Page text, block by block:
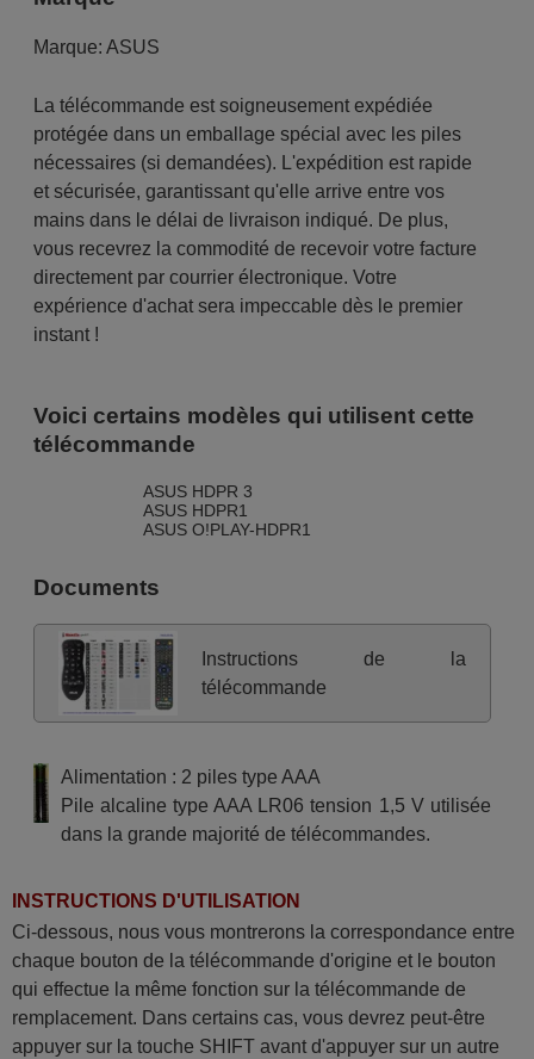
Marque: ASUS
La télécommande est soigneusement expédiée
protégée dans un emballage spécial avec les piles
nécessaires (si demandées). L'expédition est rapide
et sécurisée, garantissant qu'elle arrive entre vos
mains dans le délai de livraison indiqué. De plus,
vous recevrez la commodité de recevoir votre facture
directement par courrier électronique. Votre
expérience d'achat sera impeccable dès le premier
instant !
Voici certains modèles qui utilisent cette
télécommande
ASUS HDPR 3
ASUS HDPR1
ASUS O!PLAY-HDPR1
Documents
Instructions de la
télécommande
Alimentation : 2 piles type AAA
Pile alcaline type AAA LR06 tension 1,5 V utilisée
dans la grande majorité de télécommandes.
INSTRUCTIONS D'UTILISATION
Ci-dessous, nous vous montrerons la correspondance entre
chaque bouton de la télécommande d'origine et le bouton
qui effectue la même fonction sur la télécommande de
remplacement. Dans certains cas, vous devrez peut-être
appuyer sur la touche SHIFT avant d'appuyer sur un autre